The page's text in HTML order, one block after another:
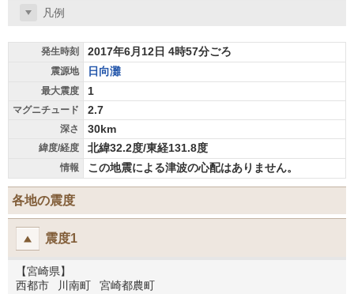
凡例
発生時刻 2017年6月12日 4時57分ごろ
震源地 日向灘
最大震度 1
マグニチュード 2.7
深さ 30km
緯度/経度 北緯32.2度/東経131.8度
情報 この地震による津波の心配はありません。
各地の震度
震度1
【宮崎県】
西都市
川南町 宮崎都農町